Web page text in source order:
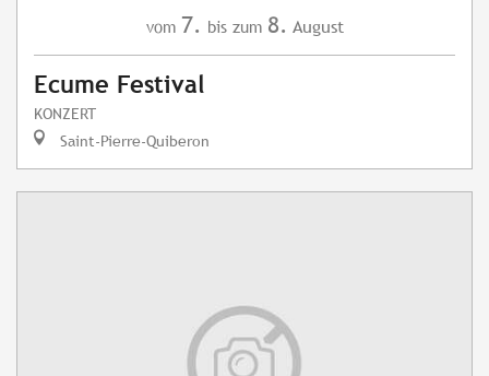
vom 7. bis zum 8. August
Ecume Festival
KONZERT
Saint-Pierre-Quiberon